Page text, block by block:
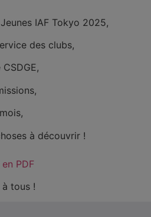
IAF Tokyo 2025,
des clubs,
à découvrir !
PDF
tous !